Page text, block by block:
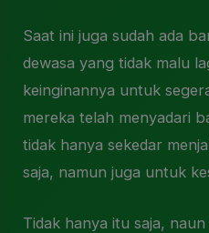
Saat ini juga sudah ada
dewasa yang tidak malu
keinginannya untuk
mereka telah menyadari
tidak hanya sekedar
saja, namun juga untuk
Tidak hanya itu saja,